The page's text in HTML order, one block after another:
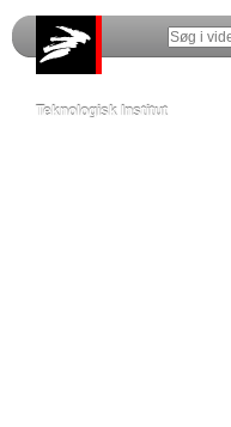
Teknologisk Institut